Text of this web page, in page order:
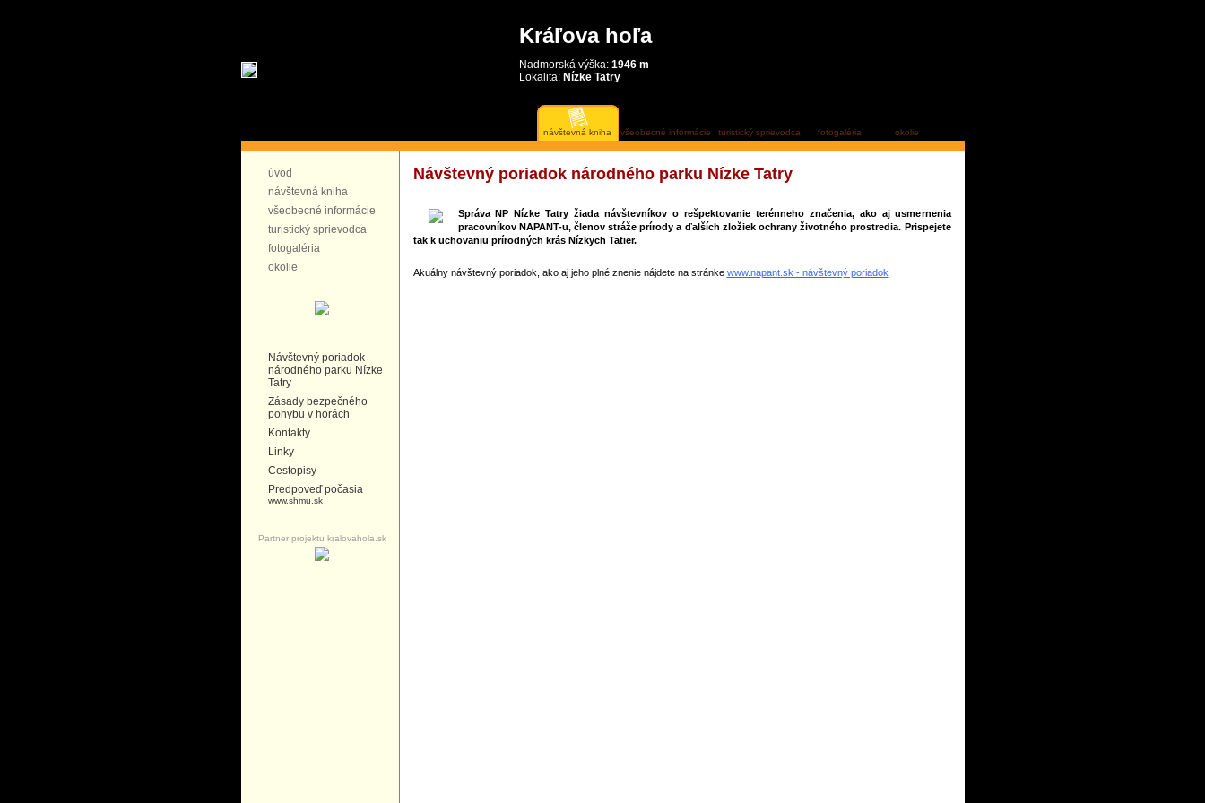
Kráľova hoľa
Nadmorská výška: 1946 m
Lokalita: Nízke Tatry
návštevná kniha všeobecné informácie turistický sprievodca fotogaléria okolie
úvod
návštevná kniha
všeobecné informácie
turistický sprievodca
fotogaléria
okolie
Návštevný poriadok
národného parku Nízke
Tatry
Zásady bezpečného
pohybu v horách
Kontakty
Linky
Cestopisy
Predpoveď počasia
www.shmu.sk
Partner projektu kralovahola.sk
Návštevný poriadok národného parku Nízke Tatry
Správa NP Nízke Tatry žiada návštevníkov o rešpektovanie terénneho značenia, ako aj usmernenia
pracovníkov NAPANT-u, členov stráže prírody a ďalších zložiek ochrany životného prostredia. Prispejete
tak k uchovaniu prírodných krás Nízkych Tatier.
Akuálny návštevný poriadok, ako aj jeho plné znenie nájdete na stránke www.napant.sk - návštevný poriadok